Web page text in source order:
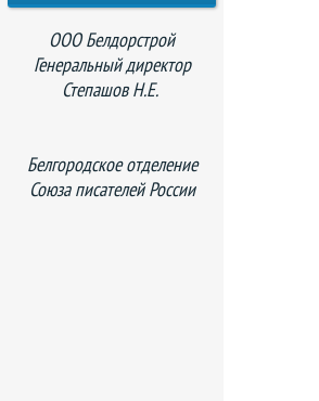
ООО Белдорстрой
Генеральный директор
Степашов Н.Е.
Белгородское отделение
Союза писателей России